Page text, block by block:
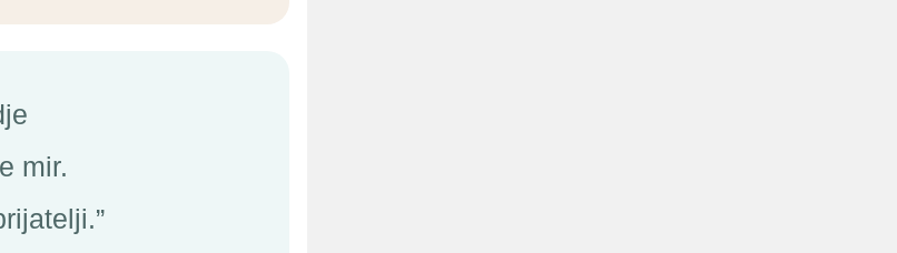
mir.